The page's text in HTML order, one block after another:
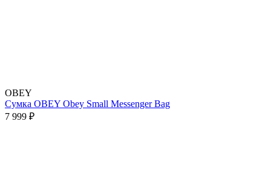
OBEY
Сумка OBEY Obey Small Messenger Bag
7 999 ₽